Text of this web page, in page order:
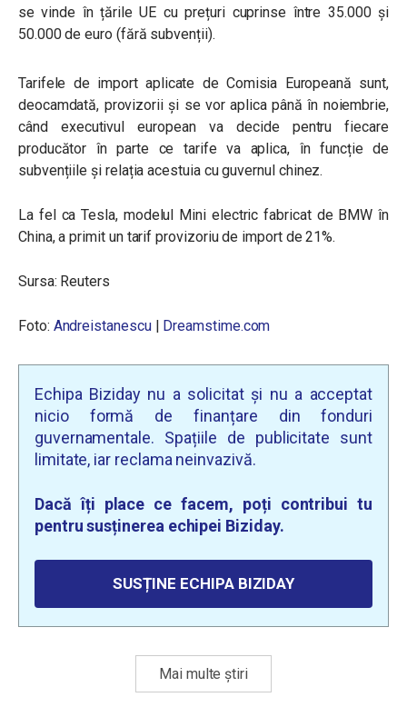
se vinde în țările UE cu prețuri cuprinse între 35.000 și
50.000 de euro (fără subvenții).
Tarifele de import aplicate de Comisia Europeană sunt,
deocamdată, provizorii și se vor aplica până în noiembrie,
când executivul european va decide pentru fiecare
producător în parte ce tarife va aplica, în funcție de
subvențiile și relația acestuia cu guvernul chinez.
La fel ca Tesla, modelul Mini electric fabricat de BMW în
China, a primit un tarif provizoriu de import de 21%.
Sursa: Reuters
Foto: Andreistanescu | Dreamstime.com
Echipa Biziday nu a solicitat și nu a acceptat
nicio formă de finanțare din fonduri
guvernamentale. Spațiile de publicitate sunt
limitate, iar reclama neinvazivă.
Dacă îți place ce facem, poți contribui tu
pentru susținerea echipei Biziday.
SUSȚINE ECHIPA BIZIDAY
Mai multe știri